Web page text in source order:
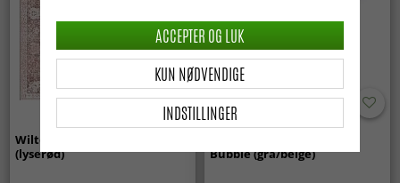
Wilton-tæppe - Gombalia
(lyserød)
Bubble (grå/beige)
INDSTILLINGER
KUN NØDVENDIGE
ACCEPTER OG LUK